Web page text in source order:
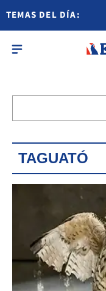
TEMAS DEL DÍA:
TAGUATÓ